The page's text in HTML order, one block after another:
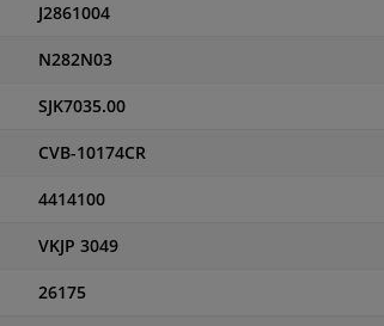
J2861004
N282N03
SJK7035.00
CVB-10174CR
4414100
VKJP 3049
26175